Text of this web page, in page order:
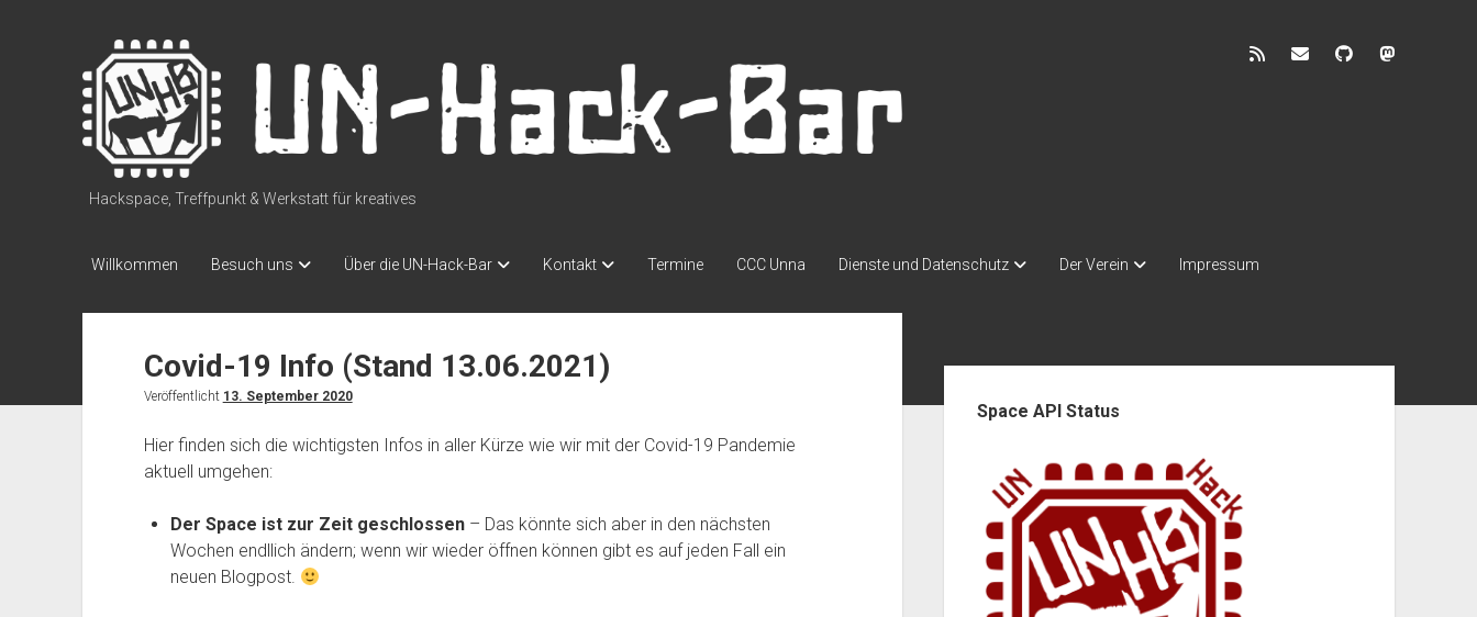
UN-
Hack-
Bar
Hackspace, Treffpunkt & Werkstatt für kreatives
discuss@lists.unhb.de
githubmastodon
Willkommen Besuch uns Über die UN-Hack-Bar Kontakt Termine CCC Unna Dienste und Datenschutz Der Verein Impressum
Covid-19 Info (Stand 13.06.2021)
Veröffentlicht 13. September 2020
Hier finden sich die wichtigsten Infos in aller Kürze wie wir mit der Covid-19 Pandemie
aktuell umgehen:
Der Space ist zur Zeit geschlossen– Das könnte sich aber in den nächsten
Wochen endllich ändern; wenn wir wieder öffnen können gibt es auf jeden Fall ein
neuen Blogpost.
Space API Status